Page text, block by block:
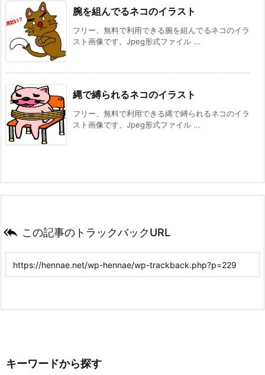
腕を組んでるネコのイラスト
フリー、無料で利用できる腕を組んでるネコのイラ
スト画像です。Jpeg形式ファイル ...
縄で縛られるネコのイラスト
フリー、無料で利用できる縄で縛られるネコのイラ
スト画像です。Jpeg形式ファイル ...
 この記事のトラックバックURL
キーワードから探す